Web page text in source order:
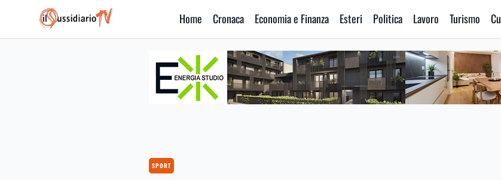
IlSussidiario TV
Home Cronaca Economia e Finanza Esteri Politica Lavoro Turismo
SPORT